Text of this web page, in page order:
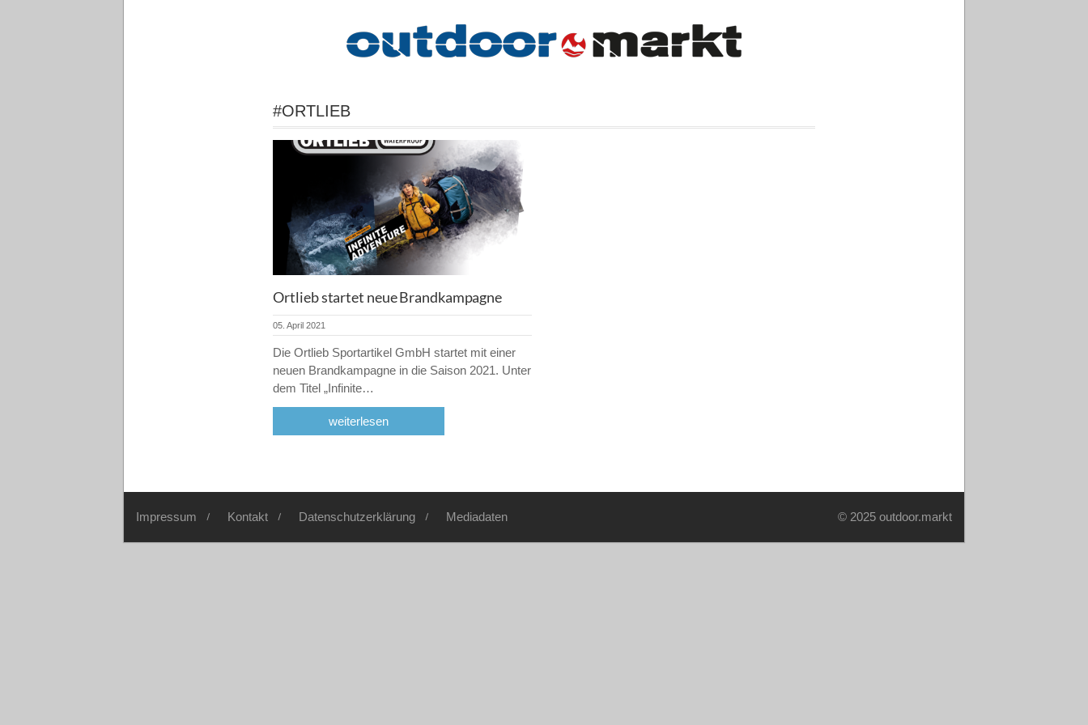
#ORTLIEB
Ortlieb startet neue Brandkampagne
05. April 2021
Die Ortlieb Sportartikel GmbH startet mit einer
neuen Brandkampagne in die Saison 2021. Unter
dem Titel „Infinite…
weiterlesen
Impressum Kontakt Datenschutzerklärung Mediadaten © 2025 outdoor.markt